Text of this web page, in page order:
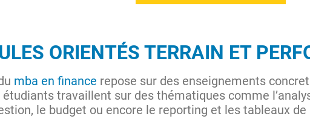
ORIENTÉS TERRAIN ET
mba en finance repose sur des enseignements
étudiants travaillent sur des thématiques comme
le budget ou encore le reporting et les tableaux de